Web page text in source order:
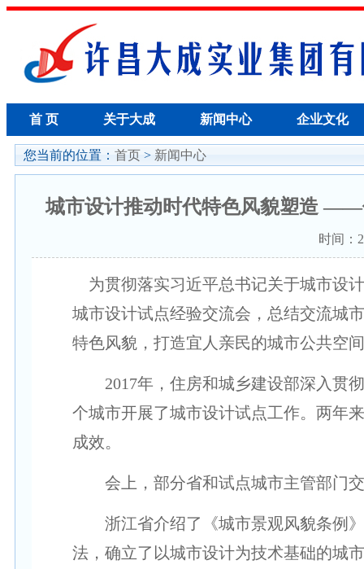
首 页 关于大成 新闻中心 企业文化
您当前的位置： 首页 > 新闻中心
城市设计推动时代特色风貌塑造 ——
时间：
为贯彻落实习近平总书记关于城市设
城市设计试点经验交流会，总结交流城
特色风貌，打造宜人亲民的城市公共空
2017年，住房和城乡建设部深入贯彻
个城市开展了城市设计试点工作。两年
成效。
会上，部分省和试点城市主管部门交
浙江省介绍了《城市景观风貌条例》
法，确立了以城市设计为技术基础的城